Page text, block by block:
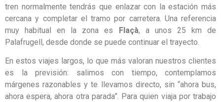
tren normalmente tendrás que enlazar con la estación más
cercana y completar el tramo por carretera. Una referencia
muy habitual en la zona es Flaçà, a unos 25 km de
Palafrugell, desde donde se puede continuar el trayecto.
En estos viajes largos, lo que más valoran nuestros clientes
es la previsión: salimos con tiempo, contemplamos
márgenes razonables y te llevamos directo, sin “ahora bus,
ahora espera, ahora otra parada”. Para quien viaja por trabajo